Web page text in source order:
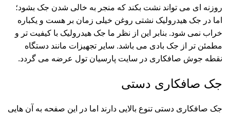
روزنه ای می تواند نشت بکند که منجر به خالی شدن جک بشود؛
اما در جک هیدرولیک نشتی روغن خیلی زمان بر هست و یکباره
خراب نمی شود. بنابر این از نظر ما جک هیدرولیک با کیفیت تر و
مطمئن تر از جک بادی می باشد. سایر تجهیزات مانند دستگاه
نقطه جوش صافکاری در سایت پارسیان تول عرضه می گردد.
جک صافکاری دستی
جک صافکاری دستی تنوع بالایی دارند اما در این صفحه به آن هایی